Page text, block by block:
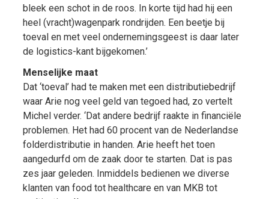
bleek een schot in de roos. In korte tijd had hij een
heel (vracht)wagenpark rondrijden. Een beetje bij
toeval en met veel ondernemingsgeest is daar later
de logistics-kant bijgekomen.’
Menselijke maat
Dat ‘toeval’ had te maken met een distributiebedrijf
waar Arie nog veel geld van tegoed had, zo vertelt
Michel verder. ‘Dat andere bedrijf raakte in financiële
problemen. Het had 60 procent van de Nederlandse
folderdistributie in handen. Arie heeft het toen
aangedurfd om de zaak door te starten. Dat is pas
zes jaar geleden. Inmiddels bedienen we diverse
klanten van food tot healthcare en van MKB tot